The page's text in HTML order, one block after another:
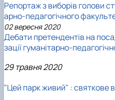
Репортаж з виборів голови
арно-педагогічного
02 вересня 2020
Дебати претендентів на
зації гуманітарно-
29 травня 2020
"Цей парк живий" : святкове